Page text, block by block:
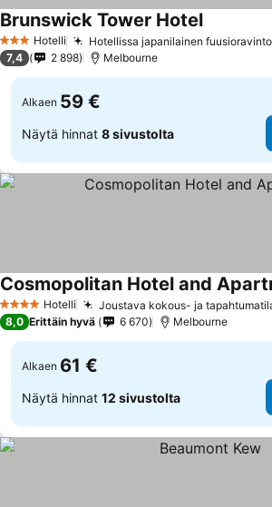
3 Tähtiluokitus
Hotelli Hotellissa japanilainen
Brunswick Tower Hotel
7,4 2 898 Melbourne
Alkaen 59 €
Näytä hinnat 8 sivustolta
4 Tähtiluokitus
Hotelli Joustava kokous- ja
Cosmopolitan Hotel and
8,0 Erittäin hyvä 6 670 Melbourne
Alkaen 61 €
Näytä hinnat 12 sivustolta